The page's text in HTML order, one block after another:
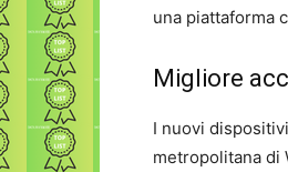
una piattaforma
Migliore
I nuovi
metropolitana di